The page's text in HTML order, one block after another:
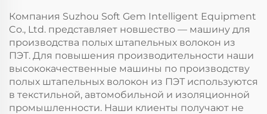
Компания Suzhou Soft Gem Intelligent Equipment
Co., Ltd. представляет новшество — машину для
производства полых штапельных волокон из
ПЭТ. Для повышения производительности наши
высококачественные машины по производству
полых штапельных волокон из ПЭТ используются
в текстильной, автомобильной и изоляционной
промышленности. Наши клиенты получают не